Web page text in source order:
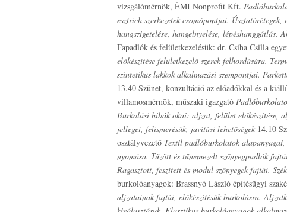
vizsgálómérnök, ÉMI Nonprofit Kft.
esztrich szerkezetek csomópontjai.
hangszigetelése, hangelnyelése, lépéshanggátlás.
Fapadlók és felületkezelésük: dr. Csiha Csilla
előkészítése felületkezelő szerek felhordására.
szintetikus lakkok alkalmazási szempontjai.
13.40 Szünet, konzultáció az előadókkal és a
villamosmérnök, műszaki igazgató
Burkolási hibák okai: aljzat, felület előkészítése,
jellegei, felismerésük, javítási lehetőségek 14.10
osztályvezető Textil padlóburkolatok alapanyagai,
nyomása. Tűzött és tűnemezelt szőnyegpadlók
Ragasztott, feszített és modul szőnyegek fajtái.
burkolóanyagok: Brassnyó László építésügyi
aljzatainak fajtái, előkészítésük burkolásra.